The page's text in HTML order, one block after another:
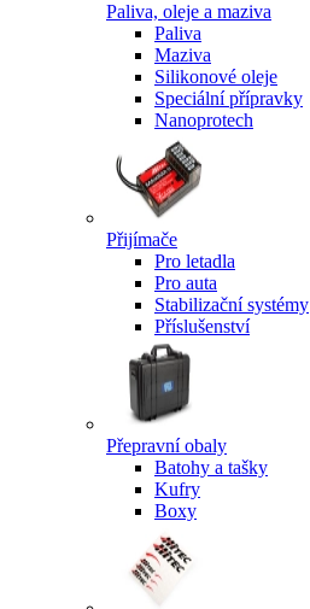
Paliva, oleje a maziva
Paliva
Maziva
Silikonové oleje
Speciální přípravky
Nanoprotech
Přijímače
Pro letadla
Pro auta
Stabilizační systémy
Příslušenství
Přepravní obaly
Batohy a tašky
Kufry
Boxy